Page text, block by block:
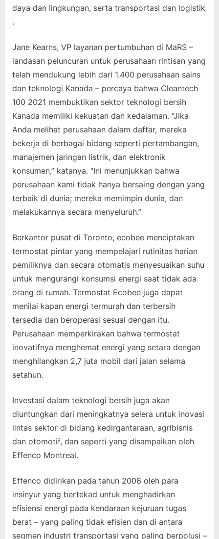
daya dan lingkungan, serta transportasi dan logistik
.
Jane Kearns, VP layanan pertumbuhan di MaRS –
landasan peluncuran untuk perusahaan rintisan yang
telah mendukung lebih dari 1.400 perusahaan sains
dan teknologi Kanada – percaya bahwa Cleantech
100 2021 membuktikan sektor teknologi bersih
Kanada memiliki kekuatan dan kedalaman. “Jika
Anda melihat perusahaan dalam daftar, mereka
bekerja di berbagai bidang seperti pertambangan,
manajemen jaringan listrik, dan elektronik
konsumen,” katanya. “Ini menunjukkan bahwa
perusahaan kami tidak hanya bersaing dengan yang
terbaik di dunia; mereka memimpin dunia, dan
melakukannya secara menyeluruh.”
Berkantor pusat di Toronto, ecobee menciptakan
termostat pintar yang mempelajari rutinitas harian
pemiliknya dan secara otomatis menyesuaikan suhu
untuk mengurangi konsumsi energi saat tidak ada
orang di rumah. Termostat Ecobee juga dapat
menilai kapan energi termurah dan terbersih
tersedia dan beroperasi sesuai dengan itu.
Perusahaan memperkirakan bahwa termostat
inovatifnya menghemat energi yang setara dengan
menghilangkan 2,7 juta mobil dari jalan selama
setahun.
Investasi dalam teknologi bersih juga akan
diuntungkan dari meningkatnya selera untuk inovasi
lintas sektor di bidang kedirgantaraan, agribisnis
dan otomotif, dan seperti yang disampaikan oleh
Effenco Montreal.
Effenco didirikan pada tahun 2006 oleh para
insinyur yang bertekad untuk menghadirkan
efisiensi energi pada kendaraan kejuruan tugas
berat – yang paling tidak efisien dan di antara
segmen industri transportasi yang paling berpolusi –